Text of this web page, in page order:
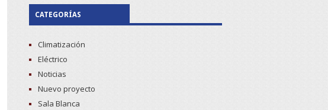
CATEGORÍAS
Climatización
Eléctrico
Noticias
Nuevo proyecto
Sala Blanca